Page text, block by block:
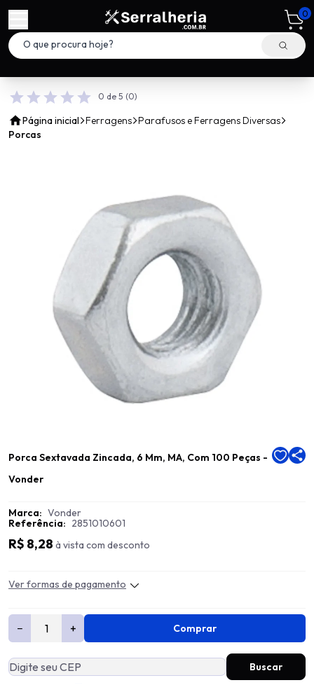
0
0 de 5 (0)
Página inicial Ferragens Parafusos e Ferragens Diversas
Porcas
Porca Sextavada Zincada, 6 Mm, MA, Com 100 Peças -
Vonder
Marca: Vonder
Referência: 2851010601
R$ 8,28 à vista com desconto
Ver formas de pagamento
− + Comprar